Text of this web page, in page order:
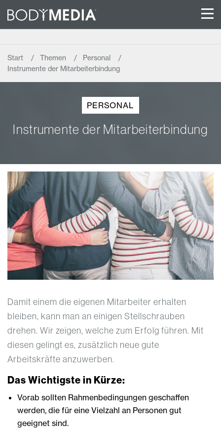
Start Themen
Personal
Instrumente der Mitarbeiterbindung
PERSONAL
Instrumente der Mitarbeiterbindung
Damit einem die eigenen Mitarbeiter erhalten
bleiben, kann man an einigen Stellschrauben
drehen. Wir zeigen, welche zum Erfolg führen. Mit
diesen gelingt es, zusätzlich neue gute
Arbeitskräfte anzuwerben.
Das Wichtigste in Kürze:
Vorab sollten Rahmenbedingungen geschaffen
werden, die für eine Vielzahl an Personen gut
geeignet sind.